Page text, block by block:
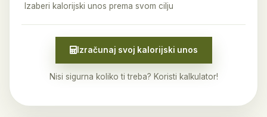
Izaberi kalorijski unos prema svom cilju
Izračunaj svoj kalorijski unos
Nisi sigurna koliko ti treba? Koristi kalkulator!